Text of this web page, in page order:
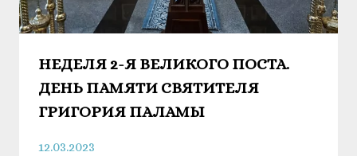
НЕДЕЛЯ 2-Я ВЕЛИКОГО ПОСТА.
ДЕНЬ ПАМЯТИ СВЯТИТЕЛЯ
ГРИГОРИЯ ПАЛАМЫ
12.03.2023